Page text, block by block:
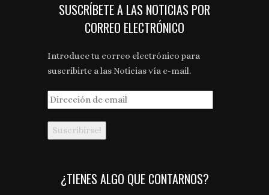
SUSCRÍBETE A LAS NOTICIAS POR
CORREO ELECTRÓNICO
Introduce tu correo electrónico para
suscribirte a las Noticias vía e-mail.
Dirección
de
email
¿TIENES ALGO QUE CONTARNOS?